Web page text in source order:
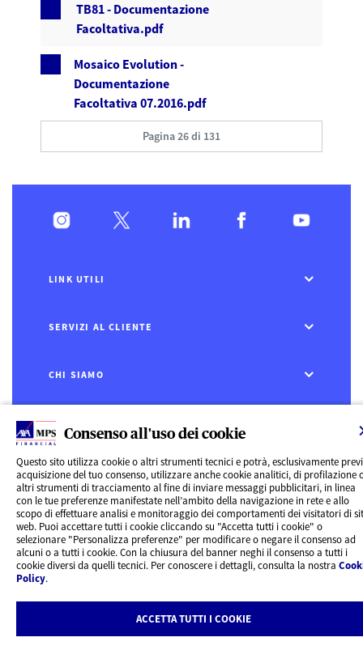
Consenso all'uso dei cookie
Questo sito utilizza cookie o altri strumenti tecnici e potrà, esclusivamente
acquisizione del tuo consenso, utilizzare anche cookie analitici, di profilazione
altri strumenti di tracciamento al fine di inviare messaggi pubblicitari, in linea
con le tue preferenze manifestate nell’ambito della navigazione in rete e allo
scopo di effettuare analisi e monitoraggio dei comportamenti dei visitatori di
web. Puoi accettare tutti i cookie cliccando su "Accetta tutti i cookie" o
selezionare "Personalizza preferenze" per modificare o negare il consenso ad
alcuni o a tutti i cookie. Con la chiusura del banner neghi il consenso a tutti i
cookie diversi da quelli tecnici. Per conoscere i dettagli, consulta la nostra
Policy.
ACCETTA TUTTI I COOKIE
TB81 - Documentazione
Facoltativa.pdf
Mosaico Evolution -
Documentazione
Facoltativa 07.2016.pdf
Pagina 26 di 131
LINK UTILI
SERVIZI AL CLIENTE
CHI SIAMO
CONTATTI
Rivedi le tue scelte sui Cookie
Cookie Policy
Informazioni legali
AXA MPS Financial DAC - VAT Number IE8293822E